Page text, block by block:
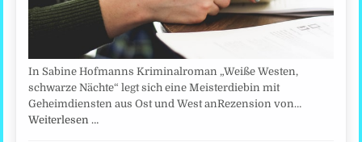
In Sabine Hofmanns Kriminalroman „Weiße Westen,
schwarze Nächte“ legt sich eine Meisterdiebin mit
Geheimdiensten aus Ost und West anRezension von…
Weiterlesen …